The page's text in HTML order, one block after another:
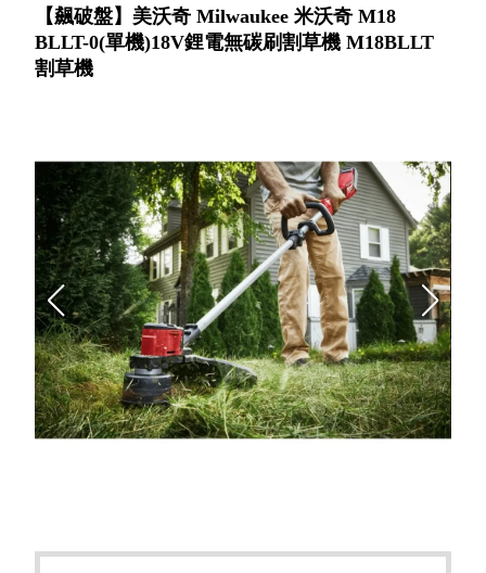
【飆破盤】美沃奇 Milwaukee 米沃奇 M18
BLLT-0(單機)18V鋰電無碳刷割草機 M18BLLT
割草機